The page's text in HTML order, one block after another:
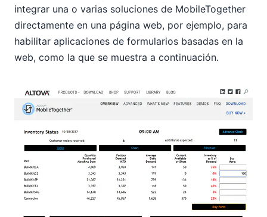
integrar una o varias soluciones de MobileTogether
directamente en una página web, por ejemplo, para
habilitar aplicaciones de formularios basadas en la
web, como la que se muestra a continuación.